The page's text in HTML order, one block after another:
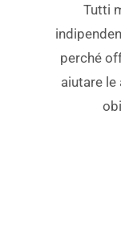
Tutti
perché
aiutare le